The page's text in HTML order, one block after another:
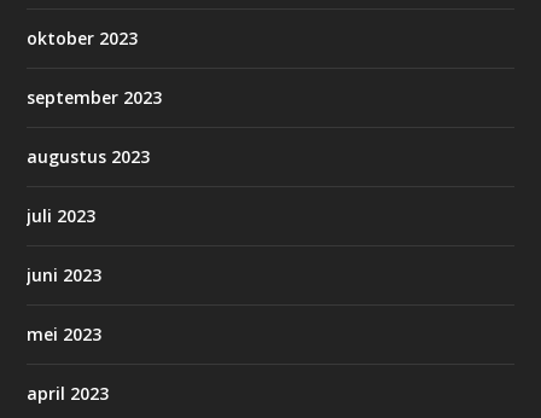
oktober 2023
september 2023
augustus 2023
juli 2023
juni 2023
mei 2023
april 2023